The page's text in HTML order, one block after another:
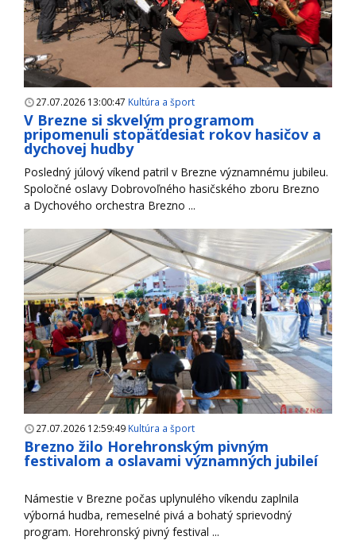
27.07.2026 13:00:47 Kultúra a šport
V Brezne si skvelým programom
pripomenuli stopäťdesiat rokov hasičov a
dychovej hudby
Posledný júlový víkend patril v Brezne významnému jubileu.
Spoločné oslavy Dobrovoľného hasičského zboru Brezno
a Dychového orchestra Brezno ...
27.07.2026 12:59:49 Kultúra a šport
Brezno žilo Horehronským pivným
festivalom a oslavami významných jubileí
Námestie v Brezne počas uplynulého víkendu zaplnila
výborná hudba, remeselné pivá a bohatý sprievodný
program. Horehronský pivný festival ...